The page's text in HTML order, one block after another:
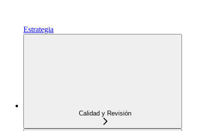
Estrategia
Calidad y Revisión